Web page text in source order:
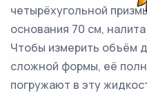
четырёхугольной
основания 70 см,
Чтобы измерить объём
сложной формы, её
погружают в эту